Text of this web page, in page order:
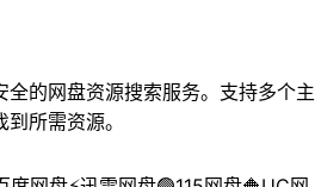
全的网盘资源搜索服务。支持多个主
所需资源。